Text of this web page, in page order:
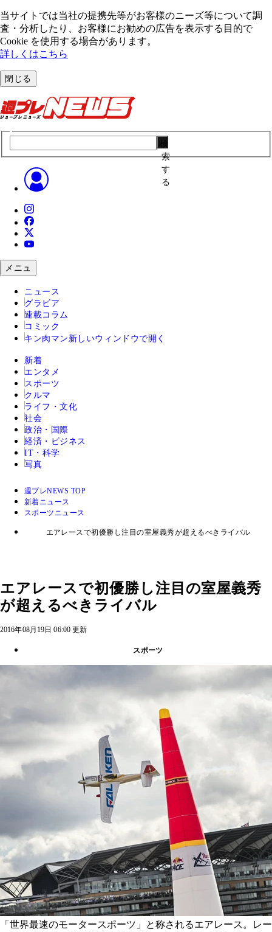
当サイトでは当社の提携先等がお客様のニーズ等について調
査・分析したり、お客様にお勧めの広告を表⽰する⽬的で
Cookie を使⽤する場合があります。
詳しくはこちら
閉じる
索
す
る
メニュ
ニュース
グラビア
連載コラム
コミック
キン肉マン 新しいウィンドウで開く
新着
エンタメ
スポーツ
クルマ
ライフ・文化
社会
政治・国際
経済・ビジネス
IT・科学
写真
週プレNEWS TOP
新着ニュース
スポーツニュース
エアレースで初優勝し注目の室屋義秀が超えるべきライバル
エアレースで初優勝し注目の室屋義秀
が超えるべきライバル
2016年08月19日 06:00 更新
スポーツ
「世界最速のモータースポーツ」と称されるエアレース。レー